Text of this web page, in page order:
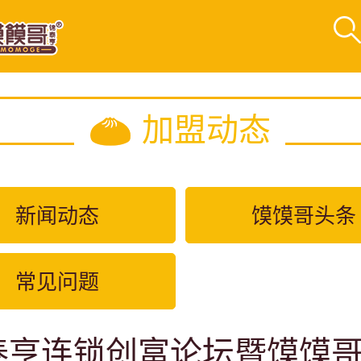
加盟动态
新闻动态 馍馍哥头条
常见问题
亨连锁创富论坛暨馍馍